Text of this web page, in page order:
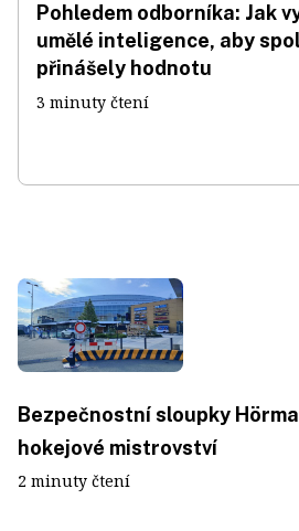
Pohledem odborníka: Jak
umělé inteligence, aby
přinášely hodnotu
3 minuty čtení
Bezpečnostní sloupky
hokejové mistrovství
2 minuty čtení